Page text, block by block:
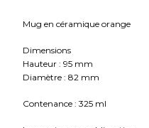
Mug en céramique orange
Dimensions
Hauteur : 95 mm
Diamètre : 82 mm
Contenance : 325 ml